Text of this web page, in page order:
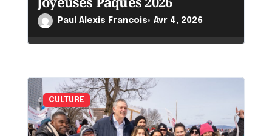
l
e
Paul Alexis Francois Avr 4, 2026
CULTURE